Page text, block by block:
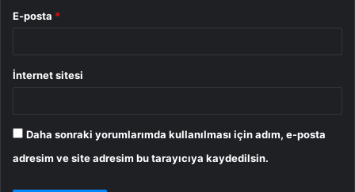
E-posta *
İnternet sitesi
Daha sonraki yorumlarımda kullanılması için adım, e-posta
adresim ve site adresim bu tarayıcıya kaydedilsin.